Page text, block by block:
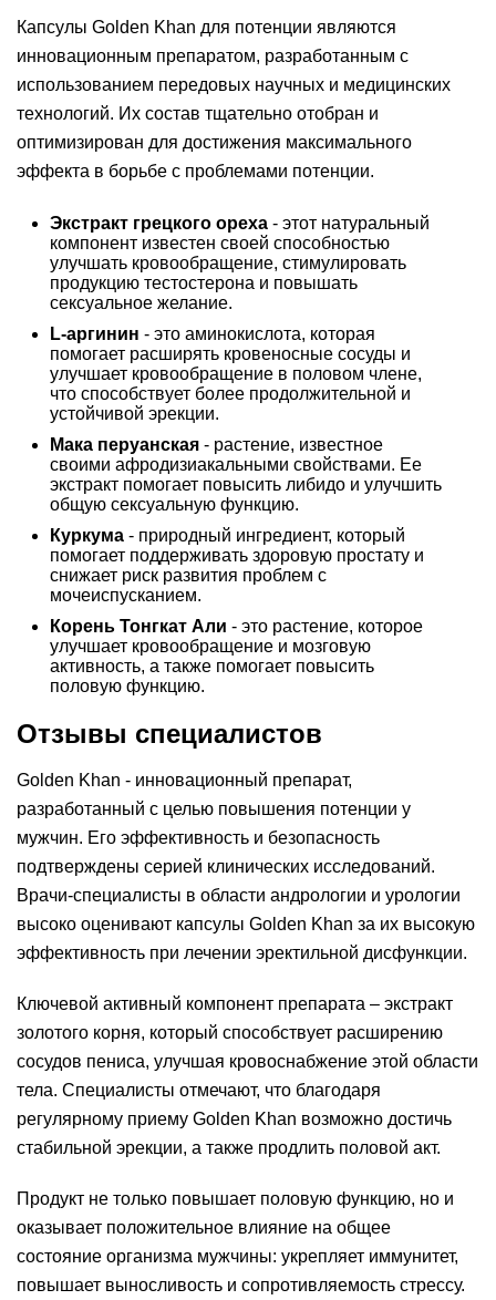
Капсулы Golden Khan для потенции являются
инновационным препаратом, разработанным с
использованием передовых научных и медицинских
технологий. Их состав тщательно отобран и
оптимизирован для достижения максимального
эффекта в борьбе с проблемами потенции.
Экстракт грецкого ореха - этот натуральный
компонент известен своей способностью
улучшать кровообращение, стимулировать
продукцию тестостерона и повышать
сексуальное желание.
L-аргинин - это аминокислота, которая
помогает расширять кровеносные сосуды и
улучшает кровообращение в половом члене,
что способствует более продолжительной и
устойчивой эрекции.
Мака перуанская - растение, известное
своими афродизиакальными свойствами. Ее
экстракт помогает повысить либидо и улучшить
общую сексуальную функцию.
Куркума - природный ингредиент, который
помогает поддерживать здоровую простату и
снижает риск развития проблем с
мочеиспусканием.
Корень Тонгкат Али - это растение, которое
улучшает кровообращение и мозговую
активность, а также помогает повысить
половую функцию.
Отзывы специалистов
Golden Khan - инновационный препарат,
разработанный с целью повышения потенции у
мужчин. Его эффективность и безопасность
подтверждены серией клинических исследований.
Врачи-специалисты в области андрологии и урологии
высоко оценивают капсулы Golden Khan за их высокую
эффективность при лечении эректильной дисфункции.
Ключевой активный компонент препарата – экстракт
золотого корня, который способствует расширению
сосудов пениса, улучшая кровоснабжение этой области
тела. Специалисты отмечают, что благодаря
регулярному приему Golden Khan возможно достичь
стабильной эрекции, а также продлить половой акт.
Продукт не только повышает половую функцию, но и
оказывает положительное влияние на общее
состояние организма мужчины: укрепляет иммунитет,
повышает выносливость и сопротивляемость стрессу.